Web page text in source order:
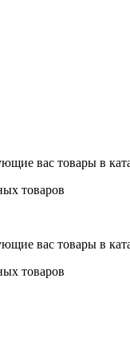
вас товары в
товаров
вас товары в
товаров